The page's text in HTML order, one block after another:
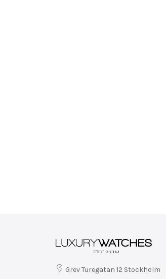
Grev Turegatan 12 Stockholm